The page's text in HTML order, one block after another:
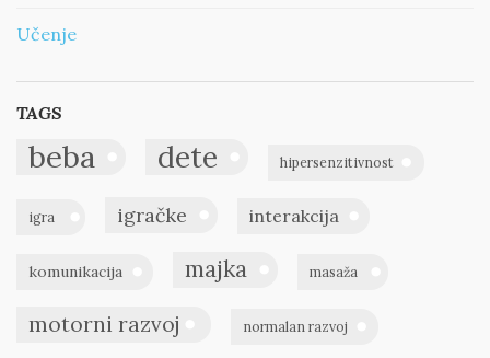
Učenje
TAGS
beba dete hipersenzitivnost
igra igračke interakcija
komunikacija majka masaža
motorni razvoj normalan razvoj